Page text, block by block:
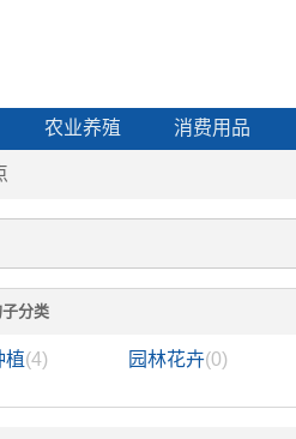
农业养殖 消费用品
分类
植(4) 园林花卉(0)